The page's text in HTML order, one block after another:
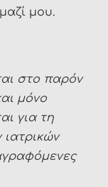
μαζί μου.
στο παρόν
μόνο
για τη